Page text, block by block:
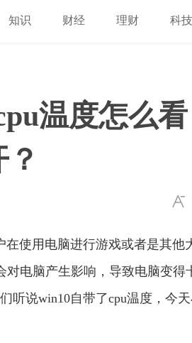
知识 财经 理财 科技
温度怎么
在使用电脑进行游戏或者是其他
对电脑产生影响，导致电脑变
听说win10自带了cpu温度，今